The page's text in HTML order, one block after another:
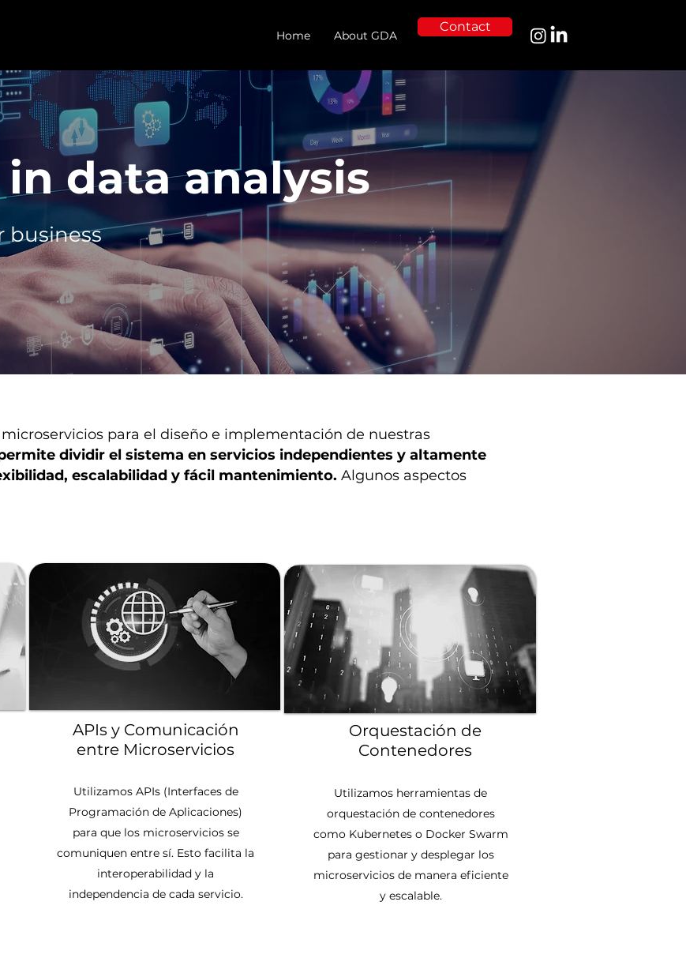
Home About GDA
Contact
data analysis
business
para el diseño e implementación de nuestras
dividir el sistema en servicios independientes y altamente
escalabilidad y fácil mantenimiento. Algunos aspectos
APIs y Comunicación
entre Microservicios
Utilizamos APIs (Interfaces de
Programación de Aplicaciones)
para que los microservicios se
comuniquen entre sí. Esto facilita la
interoperabilidad y la
independencia de cada servicio.
Orquestación de
Contenedores
Utilizamos herramientas de
orquestación de contenedores
como Kubernetes o Docker Swarm
para gestionar y desplegar los
microservicios de manera eficiente
y escalable.